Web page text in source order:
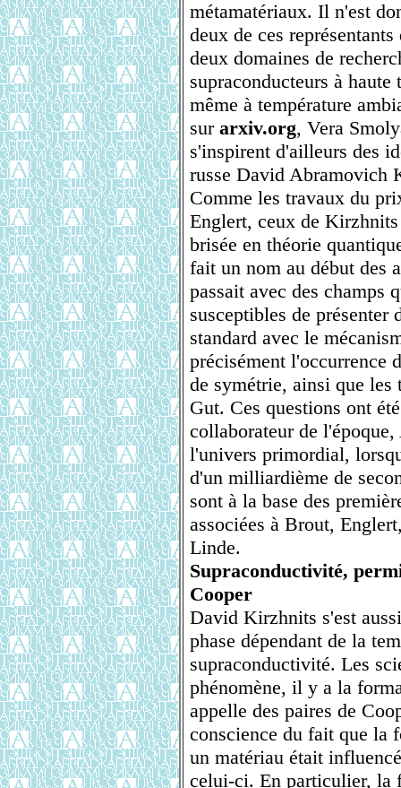
métamatériaux. Il n'est
deux de ces
deux domaines de
supraconducteurs à
même à température
sur arxiv.org, Vera
s'inspirent d'ailleurs des
russe David Abramovich
Comme les travaux du
Englert, ceux de
brisée en théorie
fait un nom au début des
passait avec des champs
susceptibles de présenter
standard avec le
précisément l'occurrence
de symétrie, ainsi que
Gut. Ces questions ont
collaborateur de
l'univers primordial,
d'un milliardième de
sont à la base des
associées à Brout,
Linde.
Supraconductivité,
Cooper
David Kirzhnits s'est
phase dépendant de la
supraconductivité. Les
phénomène, il y a la
appelle des paires de
conscience du fait que la
un matériau était
celui-ci. En particulier, la